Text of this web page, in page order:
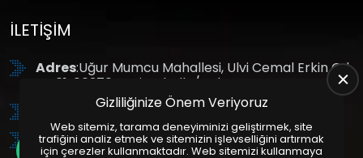
İLETIŞIM
Adres:Uğur Mumcu Mahallesi, Ulvi Cemal Erkin Cd.
No:61, 06370 Yenimahalle/Ankara
: +90 (312) 354 8888
GSM: +90 (532) 343 4085
Gizliliğinize Önem Veriyoruz
Web sitemiz, tarama deneyiminizi geliştirmek, site
trafiğini analiz etmek ve sitemizin işlevselliğini artırmak
için çerezler kullanmaktadır. Web sitemizi kullanmaya